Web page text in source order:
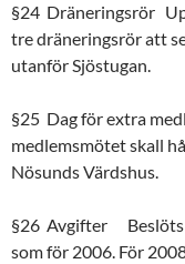
§24 Dräneringsrör
tre dräneringsrör att
utanför Sjöstugan.
§25 Dag för extra
medlemsmötet skall
Nösunds Värdshus.
§26 Avgifter Beslöts
som för 2006. För